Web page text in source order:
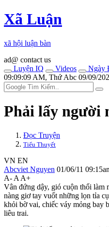
Xã Luận
xã hội luận bàn
ad@ contact us
Luyện IQ
Videos
Ngày
09:09:09 AM, Thứ Abc 09/09/
Phải lấy người
Đọc Truyện
Tiểu Thuyết
VN EN
Abcviet Nguyen 01/06/11
A- A A+
Vân đứng dậy, gió cuộn thổi làm
nàng giơ tay vuốt những lọn tỉa
khỏi bờ vai, chiếc váy mỏng bay
liêu trai.